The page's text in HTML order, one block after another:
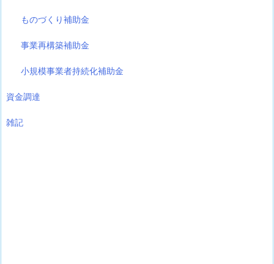
ものづくり補助金
事業再構築補助金
小規模事業者持続化補助金
資金調達
雑記